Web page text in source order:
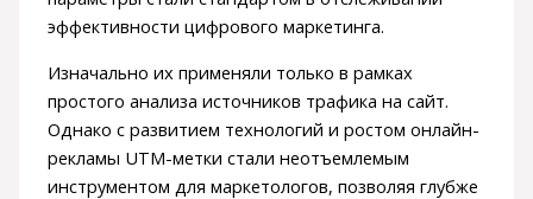
эффективности цифрового маркетинга.
Изначально их применяли только в рамках
простого анализа источников трафика на сайт.
Однако с развитием технологий и ростом онлайн-
рекламы UTM-метки стали неотъемлемым
инструментом для маркетологов, позволяя глубже